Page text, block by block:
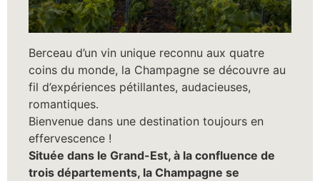
Berceau d’un vin unique reconnu aux quatre
coins du monde, la Champagne se découvre au
fil d’expériences pétillantes, audacieuses,
romantiques.
Bienvenue dans une destination toujours en
effervescence !
Située dans le Grand-Est, à la confluence de
trois départements, la Champagne se